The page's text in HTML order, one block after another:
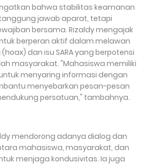
bahwa stabilitas keamanan
jawab aparat, tetapi
bersama. Rizaldy mengajak
berperan aktif dalam melawan
dan isu SARA yang berpotensi
masyarakat. "Mahasiswa memiliki
menyaring informasi dengan
menyebarkan pesan-pesan
persatuan," tambahnya.
mendorong adanya dialog dan
mahasiswa, masyarakat, dan
menjaga kondusivitas. Ia juga